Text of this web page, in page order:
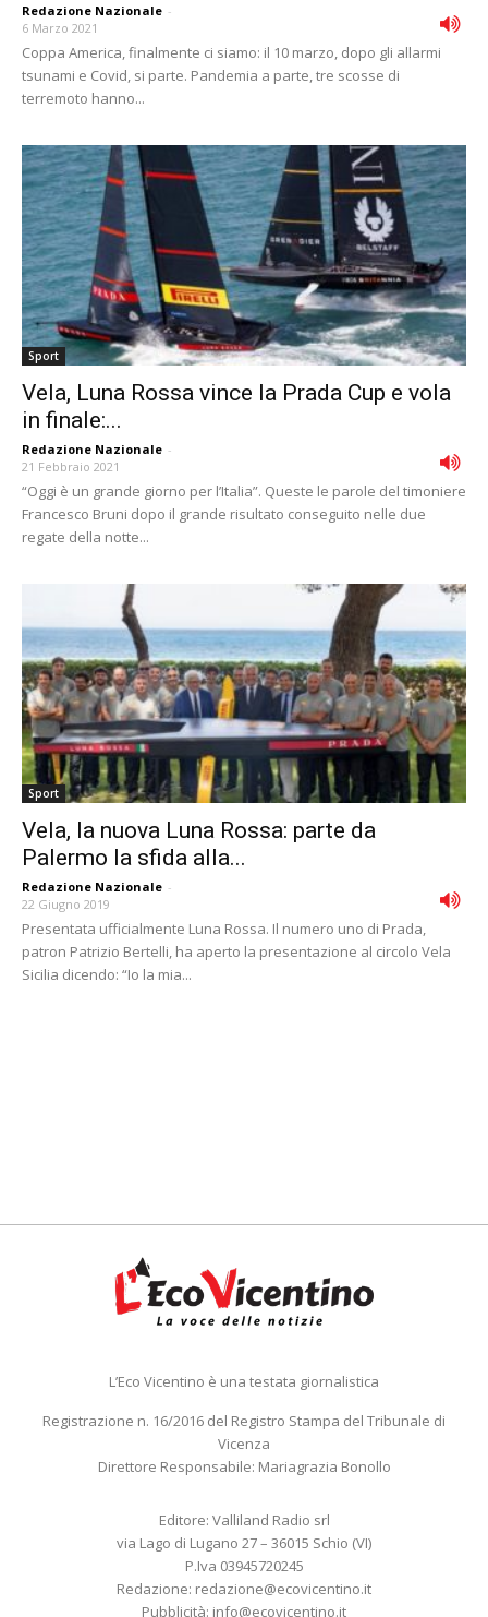
Redazione Nazionale -
6 Marzo 2021
Coppa America, finalmente ci siamo: il 10 marzo, dopo gli allarmi
tsunami e Covid, si parte. Pandemia a parte, tre scosse di
terremoto hanno...
Sport
Vela, Luna Rossa vince la Prada Cup e vola
in finale:...
Redazione Nazionale -
21 Febbraio 2021
“Oggi è un grande giorno per l’Italia”. Queste le parole del timoniere
Francesco Bruni dopo il grande risultato conseguito nelle due
regate della notte...
Sport
Vela, la nuova Luna Rossa: parte da
Palermo la sfida alla...
Redazione Nazionale -
22 Giugno 2019
Presentata ufficialmente Luna Rossa. Il numero uno di Prada,
patron Patrizio Bertelli, ha aperto la presentazione al circolo Vela
Sicilia dicendo: “Io la mia...
L’Eco Vicentino è una testata giornalistica
Registrazione n. 16/2016 del Registro Stampa del Tribunale di
Vicenza
Direttore Responsabile: Mariagrazia Bonollo
Editore: Valliland Radio srl
via Lago di Lugano 27 – 36015 Schio (VI)
P.Iva 03945720245
Redazione: redazione@ecovicentino.it
Pubblicità: info@ecovicentino.it